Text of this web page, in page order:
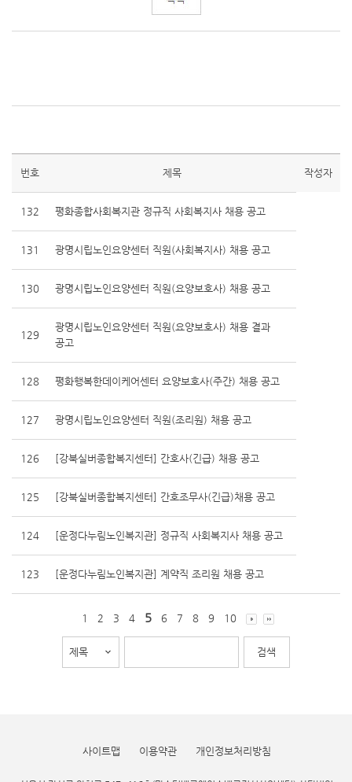
번호 제목 작성자
132 평화종합사회복지관 정규직 사회복지사 채용 공고
131 광명시립노인요양센터 직원(사회복지사) 채용 공고
130 광명시립노인요양센터 직원(요양보호사) 채용 공고
129
광명시립노인요양센터 직원(요양보호사) 채용 결과
공고
128 평화행복한데이케어센터 요양보호사(주간) 채용 공고
127 광명시립노인요양센터 직원(조리원) 채용 공고
126 [강북실버종합복지센터] 간호사(긴급) 채용 공고
125 [강북실버종합복지센터] 간호조무사(긴급)채용 공고
124 [운정다누림노인복지관] 정규직 사회복지사 채용 공고
123 [운정다누림노인복지관] 계약직 조리원 채용 공고
1 2 3 4 5 6 7 8 9 10
사이트맵 이용약관 개인정보처리방침